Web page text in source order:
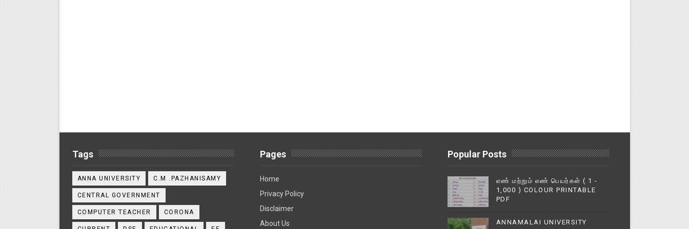
Tags
ANNA UNIVERSITY C.M .PAZHANISAMY
CENTRAL GOVERNMENT
COMPUTER TEACHER CORONA
Pages
Home
Privacy Policy
Disclaimer
About Us
Popular Posts
எண் மற்றும் எண் பெயர்கள் ( 1 -
1,000 ) COLOUR PRINTABLE
PDF
ANNAMALAI UNIVERSITY